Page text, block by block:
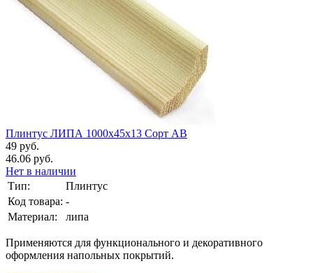
Плинтус ЛИПА 1000х45х13 Сорт АВ
49 руб.
46.06 руб.
Нет в наличии
Тип:
Плинтус
Код товара: -
Материал:
липа
Применяются для функционального и декоративного
оформления напольных покрытий.